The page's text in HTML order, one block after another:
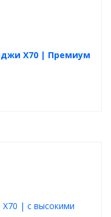
Х70 | Премиум